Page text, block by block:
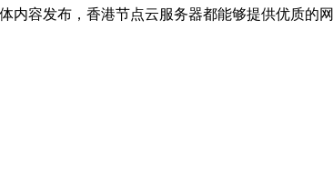
容发布，香港节点云服务器都能够提供优质的